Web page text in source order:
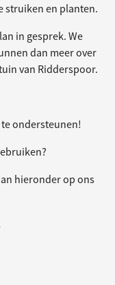
struiken en planten.
in gesprek. We
dan meer over
van Ridderspoor.
ondersteunen!
hieronder op ons